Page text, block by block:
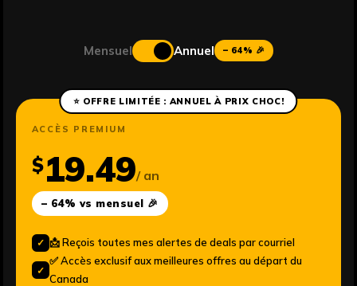
Mensuel Annuel – 64% 🎉
⭐ OFFRE LIMITÉE : ANNUEL À PRIX CHOC!
ACCÈS PREMIUM
$19.49/ an
– 64% vs mensuel 🎉
✓ 📩 Reçois toutes mes alertes de deals par courriel
✓
✅ Accès exclusif aux meilleures offres au départ du
Canada